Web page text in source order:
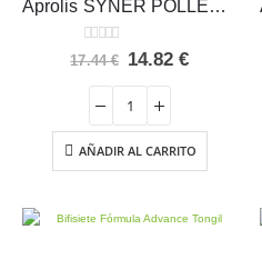
Aprolis SYNER POLLEN Intersa Polen Abierto 60 cápsulas
0 out of 5
17.44€ El
era:
17.44 €.
14.82€El
14.82 €.
AÑADIR AL CARRITO